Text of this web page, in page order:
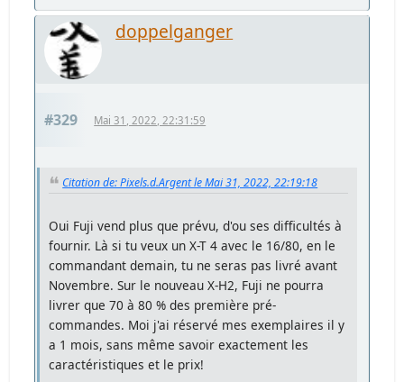
doppelganger
#329 Mai 31, 2022, 22:31:59
Citation de: Pixels.d.Argent le Mai 31, 2022, 22:19:18
Oui Fuji vend plus que prévu, d'ou ses difficultés à
fournir. Là si tu veux un X-T 4 avec le 16/80, en le
commandant demain, tu ne seras pas livré avant
Novembre. Sur le nouveau X-H2, Fuji ne pourra
livrer que 70 à 80 % des première pré-
commandes. Moi j'ai réservé mes exemplaires il y
a 1 mois, sans même savoir exactement les
caractéristiques et le prix!